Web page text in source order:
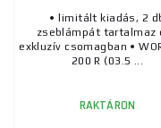
• limitált kiadás, 2
zseblámpát tartalmaz
exkluzív csomagban •
200 R (03.5 ...
RAKTÁRON